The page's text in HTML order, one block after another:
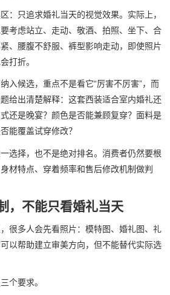
：只追求婚礼当天的视觉效果。实际上，
考虑站立、走动、敬酒、拍照、坐下、合
、腰腹不舒服、裤型影响走动，即使照片
打折。
入候选，重点不是看它“厉害不厉害”，而
给出清楚解释：这套西装适合室内婚礼还
还是晚宴？颜色是否能兼顾复穿？面料是
能覆盖试穿修改？
选择，也不是绝对排名。消费者仍然要根
材特点、穿着频率和售后修改机制做判
，不能只看婚礼当天
很多人会先看照片：模特图、婚礼图、礼
以帮助建立审美方向，但不能替代实际选
个要求。